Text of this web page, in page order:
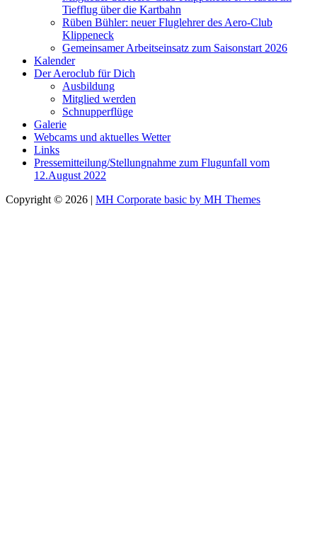
Tiefflug über die Kartbahn
Rüben Bühler: neuer Fluglehrer des Aero-Club
Klippeneck
Gemeinsamer Arbeitseinsatz zum Saisonstart 2026
Kalender
Der Aeroclub für Dich
Ausbildung
Mitglied werden
Schnupperflüge
Galerie
Webcams und aktuelles Wetter
Links
Pressemitteilung/Stellungnahme zum Flugunfall vom
12.August 2022
Copyright © 2026 | MH Corporate basic by MH Themes